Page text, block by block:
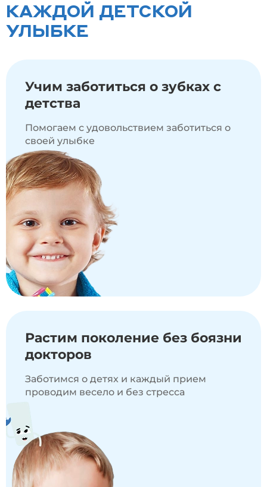
КАЖДОЙ ДЕТСКОЙ
УЛЫБКЕ
Учим заботиться о зубках с
детства
Помогаем с удовольствием заботиться о
своей улыбке
Растим поколение без боязни
докторов
Заботимся о детях и каждый прием
проводим весело и без стресса